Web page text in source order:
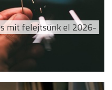
mit felejtsünk el 2026-